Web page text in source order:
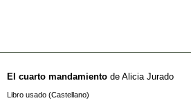
El cuarto mandamiento de Alicia Jurado
Libro usado (Castellano)